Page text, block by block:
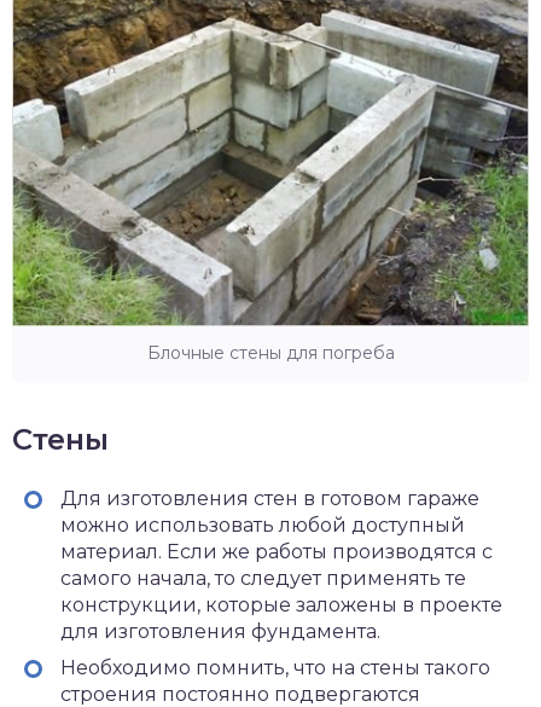
Блочные стены для погреба
Стены
Для изготовления стен в готовом гараже
можно использовать любой доступный
материал. Если же работы производятся с
самого начала, то следует применять те
конструкции, которые заложены в проекте
для изготовления фундамента.
Необходимо помнить, что на стены такого
строения постоянно подвергаются